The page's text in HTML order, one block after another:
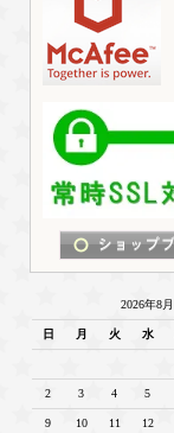
2026年8月
日 月 火 水
2 3 4 5
9 10 11 12